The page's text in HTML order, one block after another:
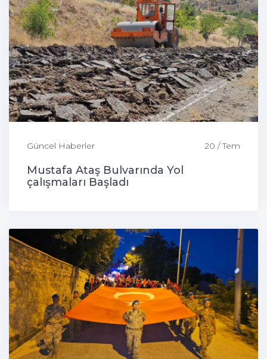
Güncel Haberler 20 / Tem
Mustafa Ataş Bulvarında Yol
çalışmaları Başladı